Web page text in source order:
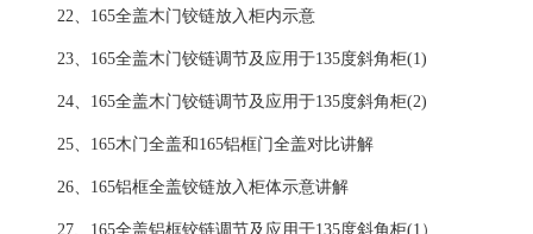
22、165全盖木门铰链放入柜内示意
23、165全盖木门铰链调节及应用于135度斜角柜(1)
24、165全盖木门铰链调节及应用于135度斜角柜(2)
25、165木门全盖和165铝框门全盖对比讲解
26、165铝框全盖铰链放入柜体示意讲解
27、165全盖铝框铰链调节及应用于135度斜角柜(1）